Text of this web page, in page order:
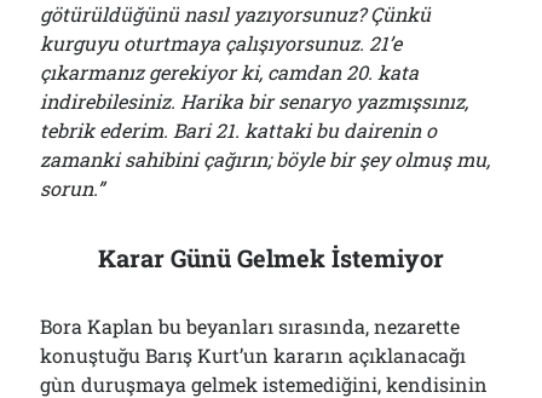
götürüldüğünü nasıl yazıyorsunuz? Çünkü
kurguyu oturtmaya çalışıyorsunuz. 21’e
çıkarmanız gerekiyor ki, camdan 20. kata
indirebilesiniz. Harika bir senaryo yazmışsınız,
tebrik ederim. Bari 21. kattaki bu dairenin o
zamanki sahibini çağırın; böyle bir şey olmuş mu,
sorun.”
Karar Günü Gelmek İstemiyor
Bora Kaplan bu beyanları sırasında, nezarette
konuştuğu Barış Kurt’un kararın açıklanacağı
gùn duruşmaya gelmek istemediğini, kendisinin